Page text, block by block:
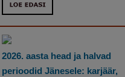
2026. aasta head ja halvad
perioodid Jänesele: karjäär,